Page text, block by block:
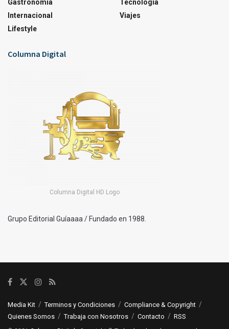
Gastronomía
Internacional
Lifestyle
Tecnología
Viajes
Columna Digital
Columna Digital HD Logo
Grupo Editorial Guíaaaa / Fundado en 1988.
Media Kit Terminos y Condiciones
Compliance & Copyright
Quienes Somos
Trabaja con Nosotros Contacto RSS